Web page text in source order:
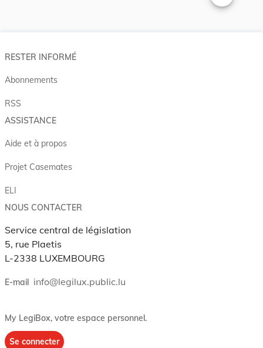
Changer la
RESTER INFORMÉ
Abonnements
RSS
ASSISTANCE
Aide et à propos
Projet Casemates
ELI
NOUS CONTACTER
Service central de législation
5, rue Plaetis
L-2338 LUXEMBOURG
E-mail info@legilux.public.lu
My LegiBox, votre espace personnel.
Se connecter